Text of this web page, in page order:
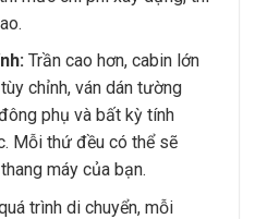
Trần cao hơn, cabin lớn
chỉnh, ván dán tường
phụ và bất kỳ tính
Mỗi thứ đều có thể sẽ
máy của bạn.
trình di chuyển, mỗi